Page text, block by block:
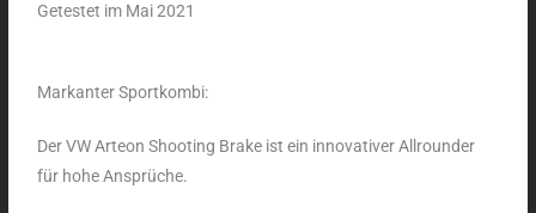
Getestet im Mai 2021
Markanter Sportkombi:
Der VW Arteon Shooting Brake ist ein innovativer Allrounder
für hohe Ansprüche.